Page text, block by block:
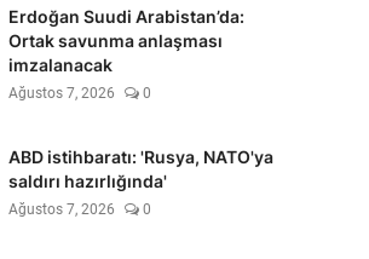
Erdoğan Suudi Arabistan’da:
Ortak savunma anlaşması
imzalanacak
Ağustos 7, 2026 0
ABD istihbaratı: 'Rusya, NATO'ya
saldırı hazırlığında'
Ağustos 7, 2026 0